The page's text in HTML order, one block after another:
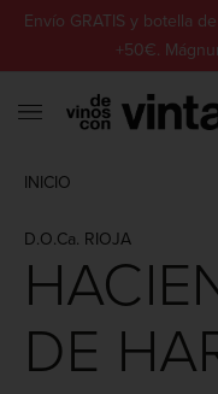
Envío GRATIS y botella
+50€.
INICIO
D.O.Ca. RIOJA
DE